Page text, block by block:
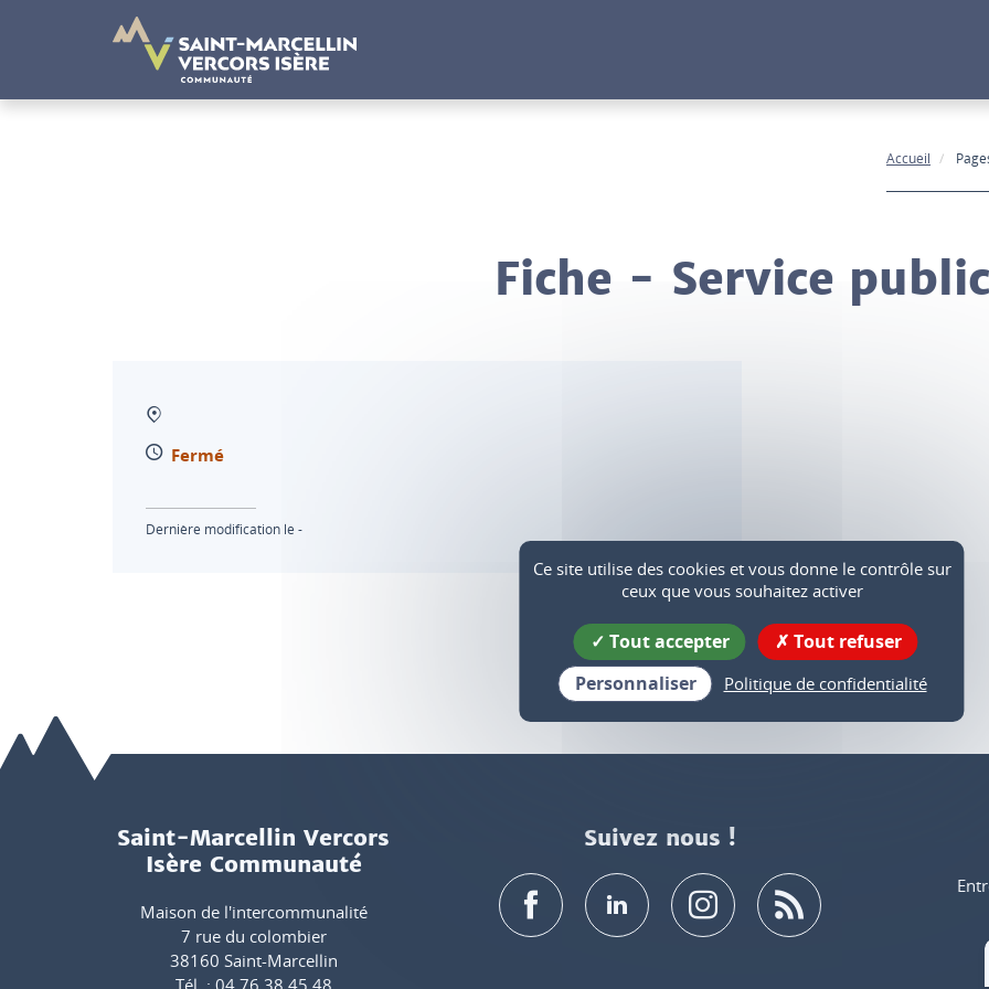
Accueil
Fiche - Service public
Fermé
Dernière modification le -
Saint-Marcellin Vercors
Isère Communauté
Maison de l'intercommunalité
7 rue du colombier
38160 Saint-Marcellin
Tél. : 04 76 38 45 48
Suivez nous !
Panneau de gestion des cookies
Ce site utilise des cookies et vous donne le contrôle sur
ceux que vous souhaitez activer
Tout accepter
Tout refuser
Personnaliser
Politique de confidentialité